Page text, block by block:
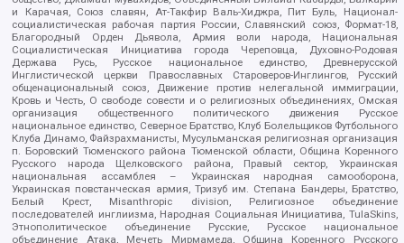
и Карачая, Союз славян, Ат-Такфир Валь-Хиджра, Пит Буль, Национал-
социалистическая рабочая партия России, Славянский союз, Формат-18,
Благородный Орден Дьявола, Армия воли народа, Национальная
Социалистическая Инициатива города Череповца, Духовно-Родовая
Держава Русь, Русское национальное единство, Древнерусской
Инглистической церкви Православных Староверов-Инглингов, Русский
общенациональный союз, Движение против нелегальной иммиграции,
Кровь и Честь, О свободе совести и о религиозных объединениях, Омская
организация общественного политического движения Русское
национальное единство, Северное Братство, Клуб Болельщиков Футбольного
Клуба Динамо, Файзрахманисты, Мусульманская религиозная организация
п. Боровский Тюменского района Тюменской области, Община Коренного
Русского народа Щелковского района, Правый сектор, Украинская
национальная ассамблея – Украинская народная самооборона,
Украинская повстанческая армия, Тризуб им. Степана Бандеры, Братство,
Белый Крест, Misanthropic division, Религиозное объединение
последователей инглиизма, Народная Социальная Инициатива, TulaSkins,
Этнополитическое объединение Русские, Русское национальное
объединение Атака, Мечеть Мирмамеда, Община Коренного Русского